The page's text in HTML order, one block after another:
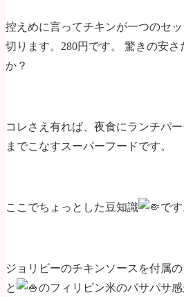
控えめに言ってチキンが一つのセ
切ります。280円です。 驚きの安さ
か？
コレさえ有れば、夜食にランチパ
までこなすスーパーフードです。
ここでちょっとした豆知識 です
ジョリビーのチキンソースを付属
と
のフィリピン米のパサパサ